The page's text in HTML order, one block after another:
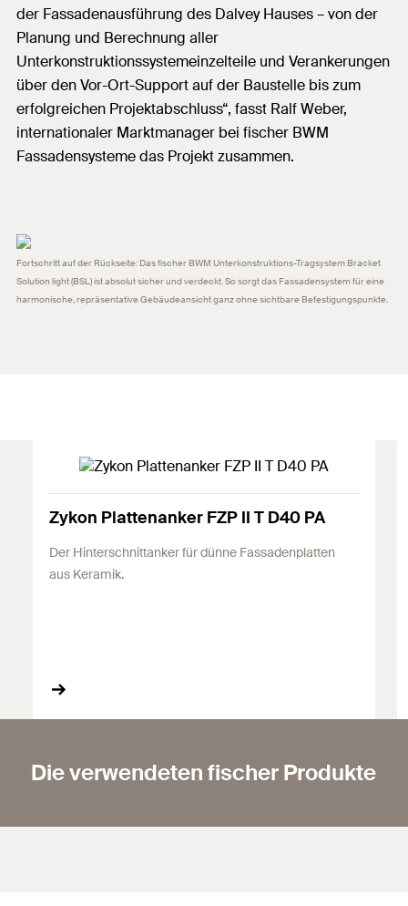
der Fassadenausführung des Dalvey Hauses – von der
Planung und Berechnung aller
Unterkonstruktionssystemeinzelteile und Verankerungen
über den Vor-Ort-Support auf der Baustelle bis zum
erfolgreichen Projektabschluss“, fasst Ralf Weber,
internationaler Marktmanager bei fischer BWM
Fassadensysteme das Projekt zusammen.
Fortschritt auf der Rückseite: Das fischer BWM Unterkonstruktions-Tragsystem Bracket
Solution light (BSL) ist absolut sicher und verdeckt. So sorgt das Fassadensystem für eine
harmonische, repräsentative Gebäudeansicht ganz ohne sichtbare Befestigungspunkte.
Zykon Plattenanker FZP II T D40 PA
Der Hinterschnittanker für dünne Fassadenplatten
aus Keramik.
Die verwendeten fischer Produkte